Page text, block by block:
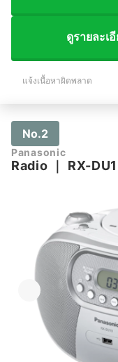
ดูรายละเ
แจ้งเนื้อหาผิดพลาด
No.2
Panasonic
Radio ｜ RX-